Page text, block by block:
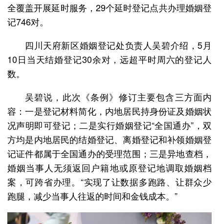
全覆盖开展延时服务，29个延时登记点共办理婚姻登
记746对。
四川天府新区婚姻登记处负责人吴碧介绍，5月
10日当天结婚登记30余对，远超平时周六的登记人
数。
吴碧说，此次《条例》修订主要包含三方面内
容：一是登记材料简化，内地居民持身份证及婚姻状
况声明即可登记；二是实行婚姻登记“全国通办”，双
方均是内地居民的结婚登记、离婚登记和补领婚姻登
记证件都属于全国通办的受理范围；三是异地查档，
婚姻当事人无须返回户籍地或原登记地调取婚姻档
案，可跨省办理。“实现了让数据多跑路、让群众少
跑腿，减少当事人往返的时间和金钱成本。”